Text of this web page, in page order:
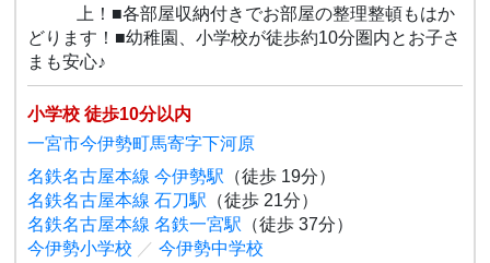
上！■各部屋収納付きでお部屋の整理整頓もはか
どります！■幼稚園、小学校が徒歩約10分圏内とお子さ
まも安心♪
小学校 徒歩10分以内
一宮市今伊勢町馬寄字下河原
名鉄名古屋本線 今伊勢駅 （徒歩 19分）
名鉄名古屋本線 石刀駅 （徒歩 21分）
名鉄名古屋本線 名鉄一宮駅 （徒歩 37分）
今伊勢小学校 ／ 今伊勢中学校